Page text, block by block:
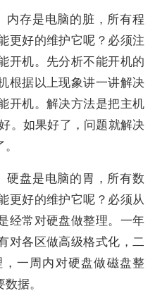
内存是电脑的脏，所有程
更好的维护它呢？必须注
开机。先分析不能开机的
根据以上现象讲一讲解决
开机。解决方法是把主机
。如果好了，问题就解决
硬盘是电脑的胃，所有数
更好的维护它呢？必须从
经常对硬盘做整理。一年
对各区做高级格式化，二
一周内对硬盘做磁盘整
据。